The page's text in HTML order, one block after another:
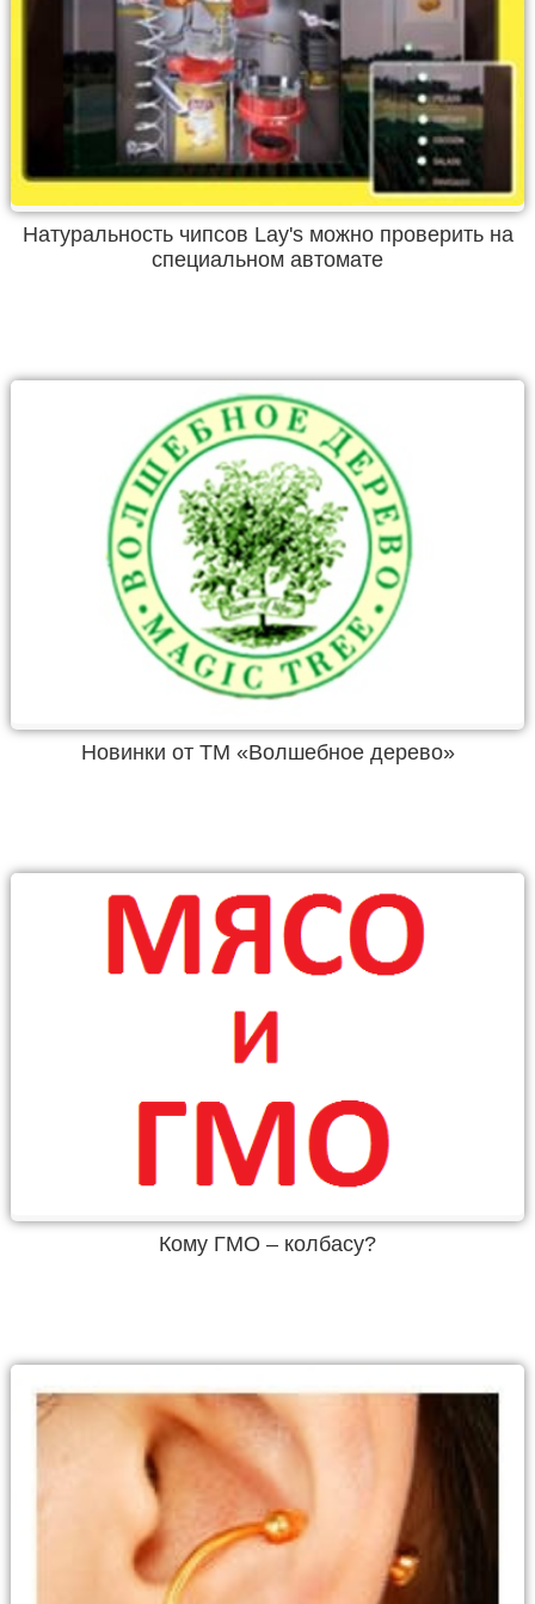
Натуральность чипсов Lay's можно проверить на
специальном автомате
Новинки от ТМ «Волшебное дерево»
Кому ГМО – колбасу?